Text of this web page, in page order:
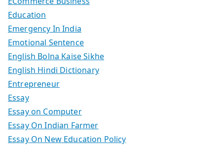
Education
Emergency In India
Emotional Sentence
English Bolna Kaise Sikhe
English Hindi Dictionary
Entrepreneur
Essay
Essay on Computer
Essay On Indian Farmer
Essay On New Education Policy